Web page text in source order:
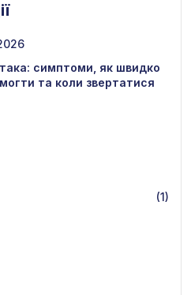
симптоми, як швидко
та коли звертатися
(1)